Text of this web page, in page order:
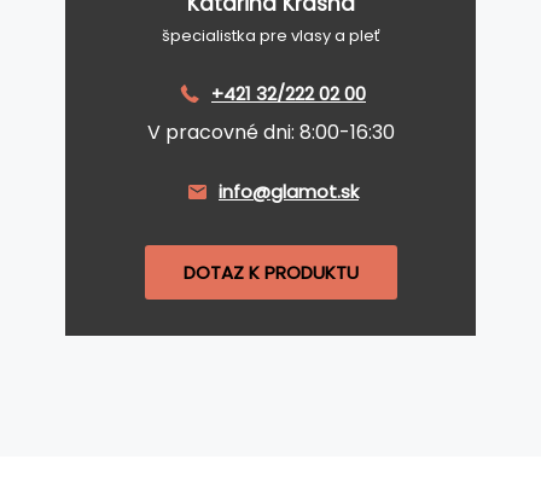
špecialistka pre vlasy a pleť
+421 32/222 02 00
V pracovné dni: 8:00-16:30
info@glamot.sk
DOTAZ K PRODUKTU